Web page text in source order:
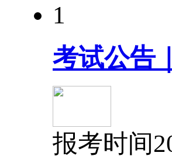
1
考试公告
报考时间